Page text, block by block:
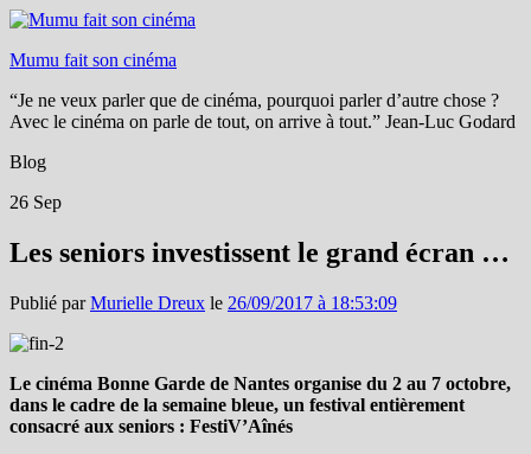
Mumu fait son cinéma
“Je ne veux parler que de cinéma, pourquoi parler d’autre chose ?
Avec le cinéma on parle de tout, on arrive à tout.” Jean-Luc Godard
Blog
26 Sep
Les seniors investissent le grand écran …
Publié parMurielle Dreux le 26/09/2017 à 18:53:09
Le cinéma Bonne Garde de Nantes organise du 2 au 7 octobre,
dans le cadre de la semaine bleue, un festival entièrement
consacré aux seniors : FestiV’Aînés